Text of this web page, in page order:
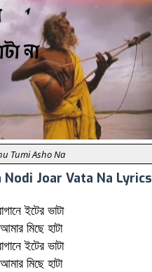
Tumi Asho Na
Joar Vata Na Lyrics
ইটের ভাটা
মিছে হাটা
ইটের ভাটা
মিছে হাটা